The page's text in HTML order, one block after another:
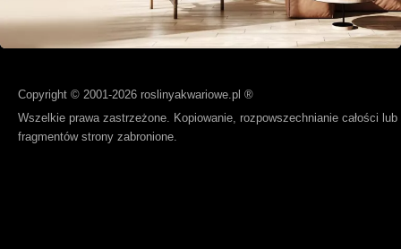
Copyright © 2001-2026 roslinyakwariowe.pl ®
Wszelkie prawa zastrzeżone. Kopiowanie, rozpowszechnianie całości lub
fragmentów strony zabronione.